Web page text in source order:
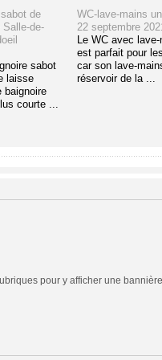
de
de-
sabot
laisse
baignoire
courte ...
WC-lave-mains
22 septembre
Le WC avec
est parfait pour
car son lave-
réservoir de la ...
pour y afficher une